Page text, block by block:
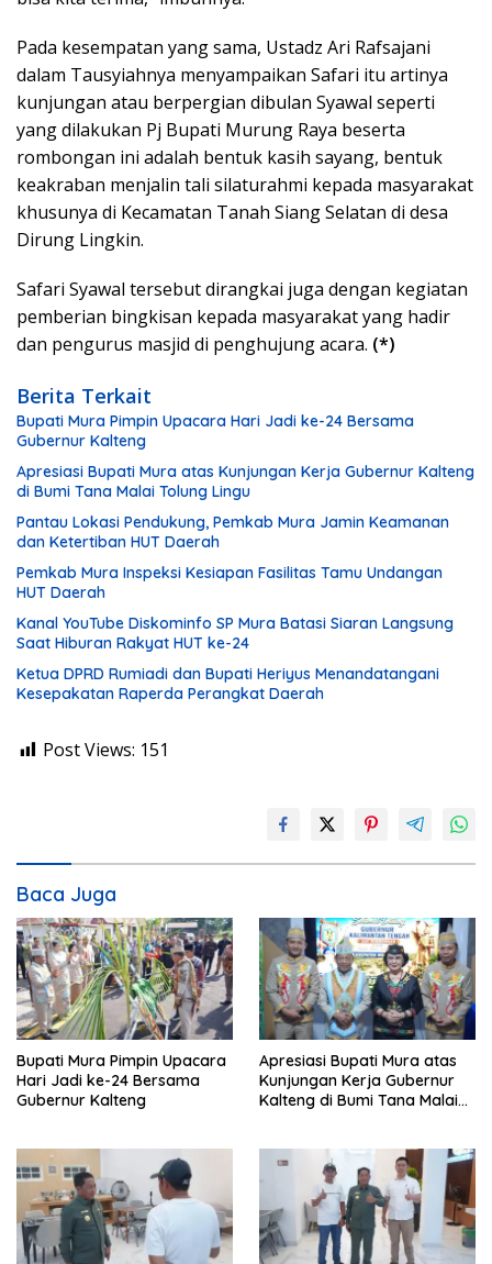
Pada kesempatan yang sama, Ustadz Ari Rafsajani
dalam Tausyiahnya menyampaikan Safari itu artinya
kunjungan atau berpergian dibulan Syawal seperti
yang dilakukan Pj Bupati Murung Raya beserta
rombongan ini adalah bentuk kasih sayang, bentuk
keakraban menjalin tali silaturahmi kepada masyarakat
khusunya di Kecamatan Tanah Siang Selatan di desa
Dirung Lingkin.
Safari Syawal tersebut dirangkai juga dengan kegiatan
pemberian bingkisan kepada masyarakat yang hadir
dan pengurus masjid di penghujung acara. (*)
Berita Terkait
Bupati Mura Pimpin Upacara Hari Jadi ke-24 Bersama
Gubernur Kalteng
Apresiasi Bupati Mura atas Kunjungan Kerja Gubernur Kalteng
di Bumi Tana Malai Tolung Lingu
Pantau Lokasi Pendukung, Pemkab Mura Jamin Keamanan
dan Ketertiban HUT Daerah
Pemkab Mura Inspeksi Kesiapan Fasilitas Tamu Undangan
HUT Daerah
Kanal YouTube Diskominfo SP Mura Batasi Siaran Langsung
Saat Hiburan Rakyat HUT ke-24
Ketua DPRD Rumiadi dan Bupati Heriyus Menandatangani
Kesepakatan Raperda Perangkat Daerah
Post Views: 151
Baca Juga
Bupati Mura Pimpin Upacara
Hari Jadi ke-24 Bersama
Gubernur Kalteng
Apresiasi Bupati Mura atas
Kunjungan Kerja Gubernur
Kalteng di Bumi Tana Malai